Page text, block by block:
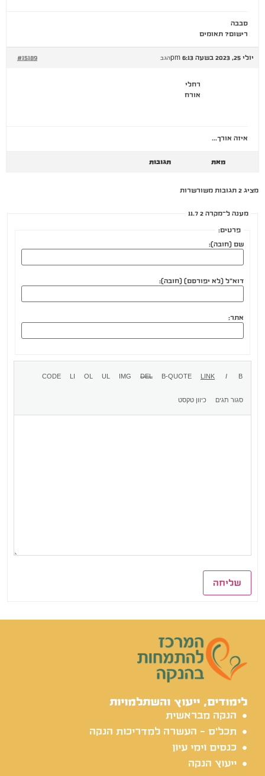
סבבה
רישום? תאומים
יולי 25, 2023 בשעה 6:13 pm #15189 הגב
רחלי
אורח
איזה אורך…
מאת תגובות
מציג 2 תגובות משורשרות
מענה ל־מקרה 2 11.7
פרטים:
שם (חובה):
דוא"ל (לא יפורסם) (חובה):
אתר:
שליחה
לימודים, ייעוץ והשתלמויות
הנקה מבראשית
תכל'ס - העשרה למדריכות הנקה
כנסים וימי עיון
ייעוץ הנקה